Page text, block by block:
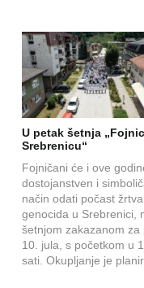
U petak šetnja
Srebrenicu“
Fojničani će i ove
dostojanstven i
način odati počast
genocida u Srebrenici,
šetnjom zakazanom za
10. jula, s početkom u
sati. Okupljanje je